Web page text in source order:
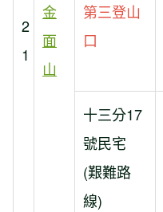
2
1
金
面
山
第三登山
口
十三分17
號民宅
(艱難路
線)